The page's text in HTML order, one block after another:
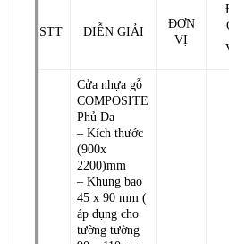
STT DIỄN GIẢI
ĐƠN
VỊ
Cửa nhựa gỗ
COMPOSITE
Phủ Da
– Kích thước
(900x
2200)mm
– Khung bao
45 x 90 mm (
áp dụng cho
tường tường